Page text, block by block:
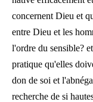
concernent Dieu et
entre Dieu et les
l'ordre du sensible?
pratique qu'elles
don de soi et
recherche de si